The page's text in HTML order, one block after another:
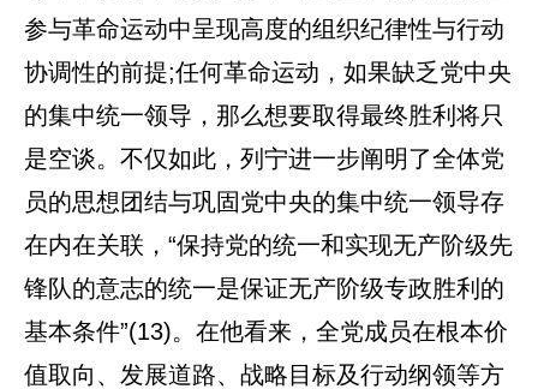
参与革命运动中呈现高度的组织纪律性与行动
协调性的前提;任何革命运动，如果缺乏党中央
的集中统一领导，那么想要取得最终胜利将只
是空谈。不仅如此，列宁进一步阐明了全体党
员的思想团结与巩固党中央的集中统一领导存
在内在关联，“保持党的统一和实现无产阶级先
锋队的意志的统一是保证无产阶级专政胜利的
基本条件”(13)。在他看来，全党成员在根本价
值取向、发展道路、战略目标及行动纲领等方